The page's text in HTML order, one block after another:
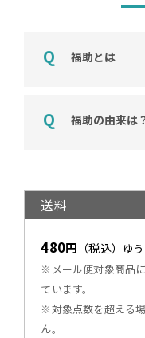
福助とは
福助の由来は
送料
480円 （税込） ゆ
※メール便対象商品
ています。
※対象点数を超える
ん。